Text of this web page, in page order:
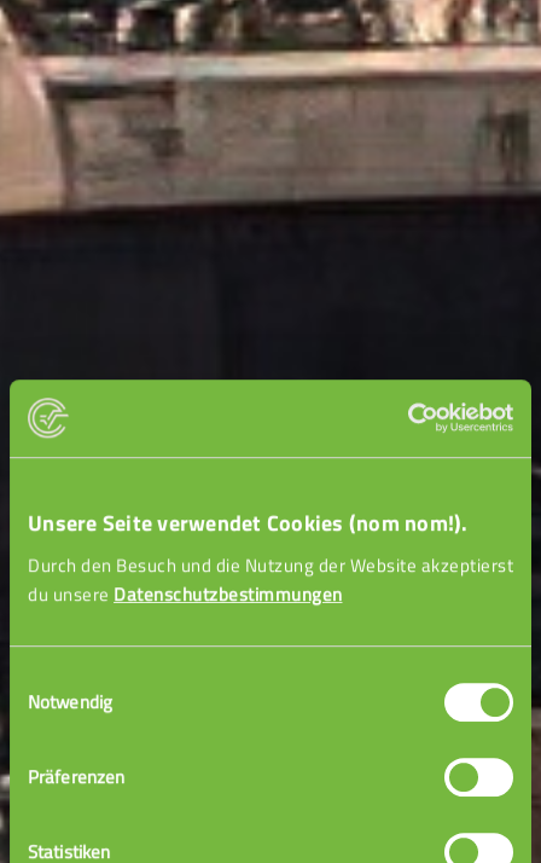
Unsere Seite verwendet Cookies (nom nom!).
Durch den Besuch und die Nutzung der Website akzeptierst
du unsere Datenschutzbestimmungen
Notwendig
Präferenzen
Statistiken
Nachhilfe für
Studierende
kompetent - günstig - 24/7